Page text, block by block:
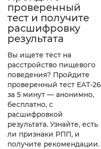
проверенный
тест и получите
расшифровку
результата
Вы ищете тест на
расстройство пищевого
поведения? Пройдите
проверенный тест EAT-26
за 5 минут — анонимно,
бесплатно, с
расшифровкой
результата. Узнайте, есть
ли признаки РПП, и
получите рекомендации.